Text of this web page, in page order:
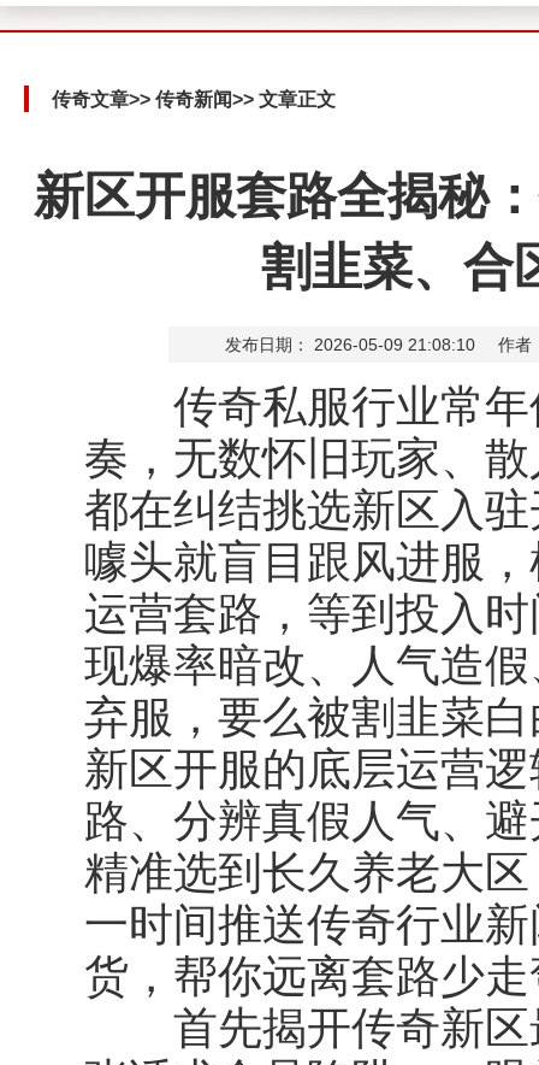
传奇文章>> 传奇新闻>> 文章正文
新区开服套路全揭秘
割韭菜、合
发布日期： 2026-05-09 21:08:10 作者
传奇私服行业常年
奏，无数怀旧玩家、
都在纠结挑选新区入
噱头就盲目跟风进服
运营套路，等到投入
现爆率暗改、人气造
弃服，要么被割韭菜
新区开服的底层运营
路、分辨真假人气、
精准选到长久养老大
一时间推送传奇行业
货，帮你远离套路少
首先揭开传奇新区